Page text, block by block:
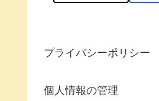
プライバシーポリシー
個人情報の管理